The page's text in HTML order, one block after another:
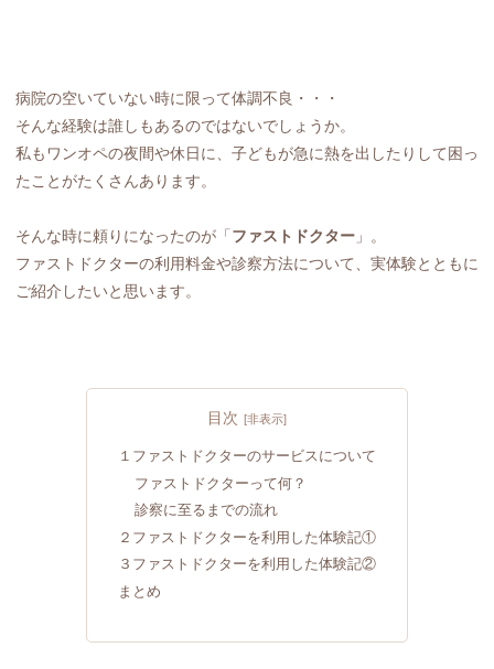
病院の空いていない時に限って体調不良・・・
そんな経験は誰しもあるのではないでしょうか。
私もワンオペの夜間や休日に、子どもが急に熱を出したりして困っ
たことがたくさんあります。
そんな時に頼りになったのが「 ファストドクター 」。
ファストドクターの利用料金や診察方法について、実体験とともに
ご紹介したいと思います。
目次
１ファストドクターのサービスについて
ファストドクターって何？
診察に至るまでの流れ
２ファストドクターを利用した体験記①
３ファストドクターを利用した体験記②
まとめ